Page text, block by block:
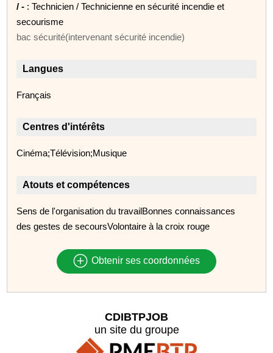
/ - : Technicien / Technicienne en sécurité incendie et
secourisme
bac sécurité(intervenant sécurité incendie)
Langues
Français
Centres d'intérêts
Cinéma;Télévision;Musique
Atouts et compétences
Sens de l'organisation du travailBonnes connaissances
des gestes de secoursVolontaire à la croix rouge
Obtenir ses coordonnées
CDIBTPJOB
un site du groupe